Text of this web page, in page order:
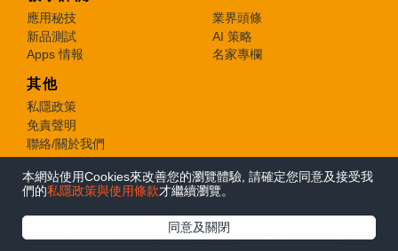
本網站使用Cookies來改善您的瀏覽體驗, 請確定您同意及接受我
們的私隱政策與使用條款才繼續瀏覽。
同意及關閉
應用秘技
新品測試
Apps 情報
業界頭條
AI 策略
名家專欄
其他
私隱政策
免責聲明
聯絡/關於我們
© 2026 e-zone. All Rights Reserved.